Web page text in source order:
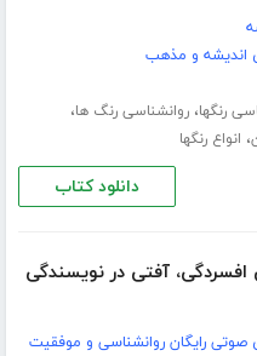
اندیشه و مذهب
رنگها،روانشناسی رنگ ها،
، انواع رنگها
دانلود کتاب
افسردگی، آفتی در نویسندگی
صوتی رایگان روانشناسی و موفقیت